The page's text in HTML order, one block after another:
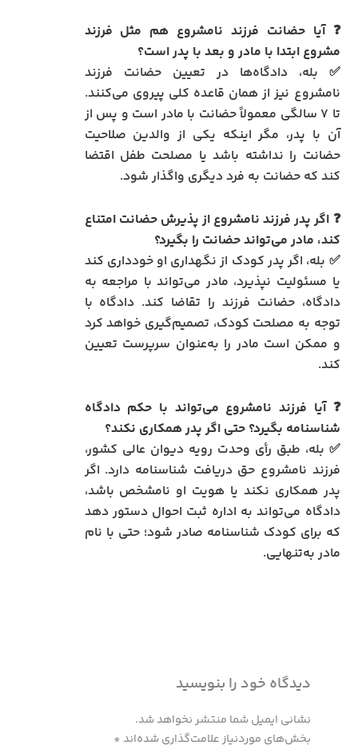
❓ آیا حضانت فرزند نامشروع هم مثل فرزند
مشروع ابتدا با مادر و بعد با پدر است؟
✅ بله، دادگاه‌ها در تعیین حضانت فرزند
نامشروع نیز از همان قاعده کلی پیروی می‌کنند.
تا ۷ سالگی معمولاً حضانت با مادر است و پس از
آن با پدر، مگر اینکه یکی از والدین صلاحیت
حضانت را نداشته باشد یا مصلحت طفل اقتضا
کند که حضانت به فرد دیگری واگذار شود.
❓ اگر پدر فرزند نامشروع از پذیرش حضانت امتناع
کند، مادر می‌تواند حضانت را بگیرد؟
✅ بله، اگر پدر کودک از نگهداری او خودداری کند
یا مسئولیت نپذیرد، مادر می‌تواند با مراجعه به
دادگاه، حضانت فرزند را تقاضا کند. دادگاه با
توجه به مصلحت کودک، تصمیم‌گیری خواهد کرد
و ممکن است مادر را به‌عنوان سرپرست تعیین
کند.
❓ آیا فرزند نامشروع می‌تواند با حکم دادگاه
شناسنامه بگیرد؟ حتی اگر پدر همکاری نکند؟
✅ بله، طبق رأی وحدت رویه دیوان عالی کشور،
فرزند نامشروع حق دریافت شناسنامه دارد. اگر
پدر همکاری نکند یا هویت او نامشخص باشد،
دادگاه می‌تواند به اداره ثبت احوال دستور دهد
که برای کودک شناسنامه صادر شود؛ حتی با نام
مادر به‌تنهایی.
دیدگاه‌ خود را بنویسید
نشانی ایمیل شما منتشر نخواهد شد.
بخش‌های موردنیاز علامت‌گذاری شده‌اند *